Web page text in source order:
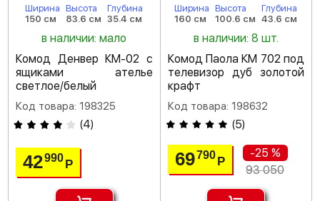
Ширина
150 см
Высота
83.6 см
Глубина
35.4 см
в наличии: мало
Комод Денвер КМ-02 с
ящиками ателье
светлое/белый
Код товара: 198325
(4)
42990Р
Ширина
160 см
Высота
100.6 см
Глубина
43.6 см
в наличии: 8 шт.
Комод Паола КМ 702 под
телевизор дуб золотой
крафт
Код товара: 198632
(5)
69790 Р
-25 %
93 050